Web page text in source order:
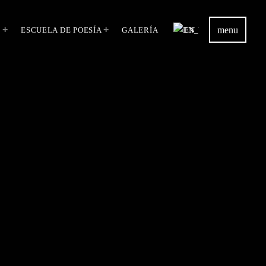
ESCUELA DE POESÍA GALERÍA EN menu